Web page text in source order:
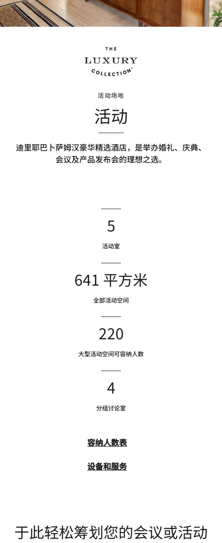
活动场地
活动
迪里耶巴卜萨姆汉豪华精选酒店，是举办婚礼、庆典、
会议及产品发布会的理想之选。
5
活动室
641 平方米
全部活动空间
220
大型活动空间可容纳人数
4
分组讨论室
容纳人数表
设备和服务
于此轻松筹划您的会议或活动